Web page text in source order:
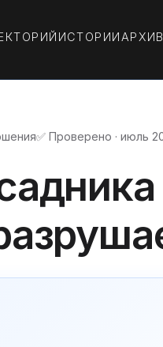
ИСТОРИИ АРХИВ
✅ Проверено · июль